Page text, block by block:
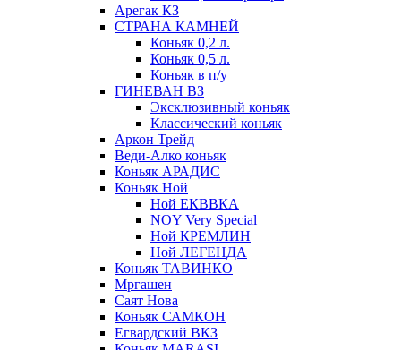
Арегак КЗ
СТРАНА КАМНЕЙ
Коньяк 0,2 л.
Коньяк 0,5 л.
Коньяк в п/у
ГИНЕВАН ВЗ
Эксклюзивный коньяк
Классический коньяк
Аркон Трейд
Веди-Алко коньяк
Коньяк АРАДИС
Коньяк Ной
Ной ЕКВВКА
NOY Very Special
Ной КРЕМЛИН
Ной ЛЕГЕНДА
Коньяк ТАВИНКО
Мргашен
Саят Нова
Коньяк САМКОН
Егвардский ВКЗ